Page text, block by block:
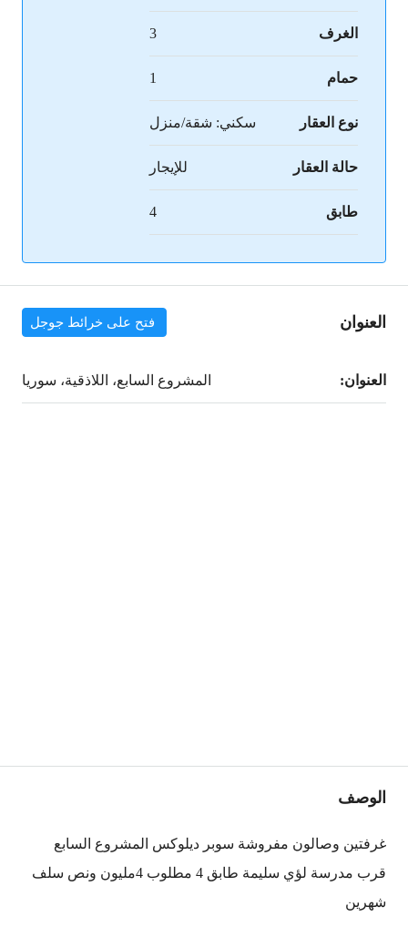
الغرف 3
حمام 1
نوع العقار سكني: شقة/منزل
حالة العقار للإيجار
طابق 4
العنوان فتح على خرائط جوجل
العنوان: المشروع السابع، اللاذقية، سوريا
الوصف
غرفتين وصالون مفروشة سوبر ديلوكس المشروع السابع
قرب مدرسة لؤي سليمة طابق 4 مطلوب 4مليون ونص سلف
شهرين